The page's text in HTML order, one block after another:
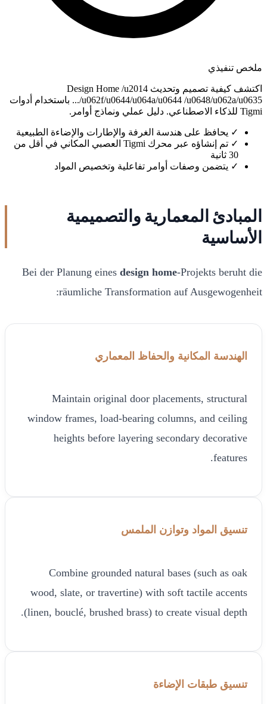
ملخص تنفيذي
اكتشف كيفية تصميم وتحديث Design Home /u2014
/u062f/u0644/u064a/u0644 /u0648/u062a/u0635... باستخدام أدوات
Tigmi للذكاء الاصطناعي. دليل عملي ونماذج أوامر.
✓ يحافظ على هندسة الغرفة والإطارات والإضاءة الطبيعية
✓
تم إنشاؤه عبر محرك Tigmi العصبي المكاني في أقل من
30 ثانية
✓ يتضمن وصفات أوامر تفاعلية وتخصيص المواد
المبادئ المعمارية والتصميمية
الأساسية
Bei der Planung eines design home-Projekts beruht die
räumliche Transformation auf Ausgewogenheit:
الهندسة المكانية والحفاظ المعماري
Maintain original door placements, structural
window frames, load-bearing columns, and ceiling
heights before layering secondary decorative
features.
تنسيق المواد وتوازن الملمس
Combine grounded natural bases (such as oak
wood, slate, or travertine) with soft tactile accents
(linen, bouclé, brushed brass) to create visual depth.
تنسيق طبقات الإضاءة